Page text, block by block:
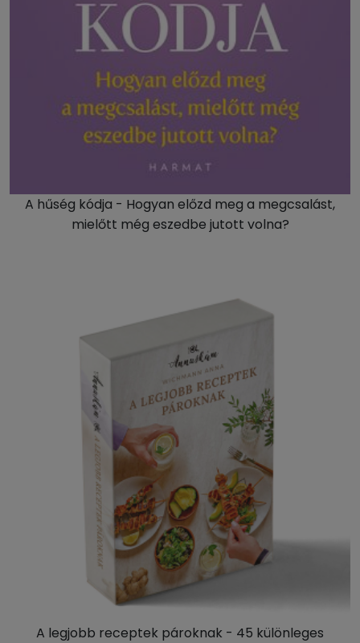
A hűség kódja - Hogyan előzd meg a megcsalást,
mielőtt még eszedbe jutott volna?
A legjobb receptek pároknak - 45 különleges